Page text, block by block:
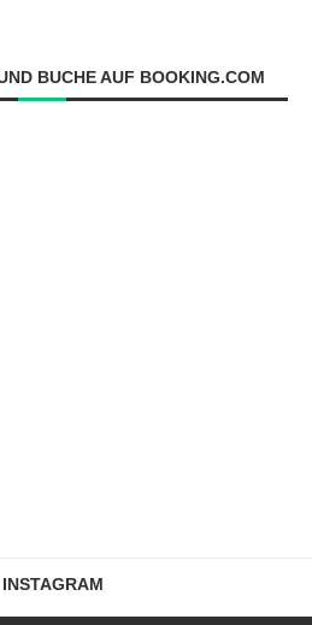
BUCHE AUF BOOKING.COM
INSTAGRAM